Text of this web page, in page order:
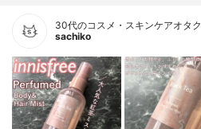
30代のコスメ・スキンケアオタク
sachiko